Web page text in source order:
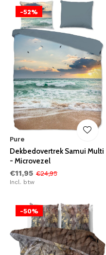
-52%
Pure
Dekbedovertrek Samui Multi
- Microvezel
€11,95 €24,95
Incl. btw
-50%